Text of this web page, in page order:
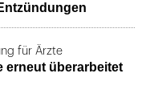
für Ärzte
erneut überarbeitet